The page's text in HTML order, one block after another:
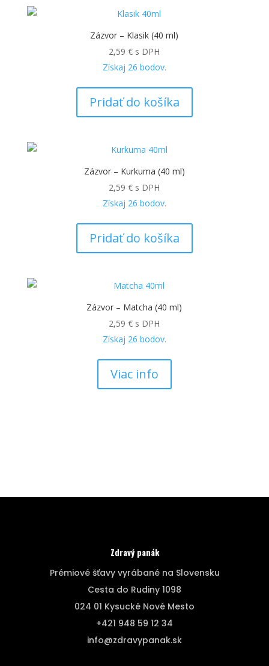
Zázvor – Klasik (40 ml)
2,59€ s DPH
Získaj 26 bodov.
Pridať do košíka
Zázvor – Kurkuma (40 ml)
2,59€ s DPH
Získaj 26 bodov.
Pridať do košíka
Zázvor – Matcha (40 ml)
2,59€ s DPH
Získaj 26 bodov.
Viac info
Zdravý panák
Prémiové šťavy vyrábané na Slovensku
Cesta do Rudiny 1098
024 01 Kysucké Nové Mesto
+421 948 59 12 34
info@zdravypanak.sk